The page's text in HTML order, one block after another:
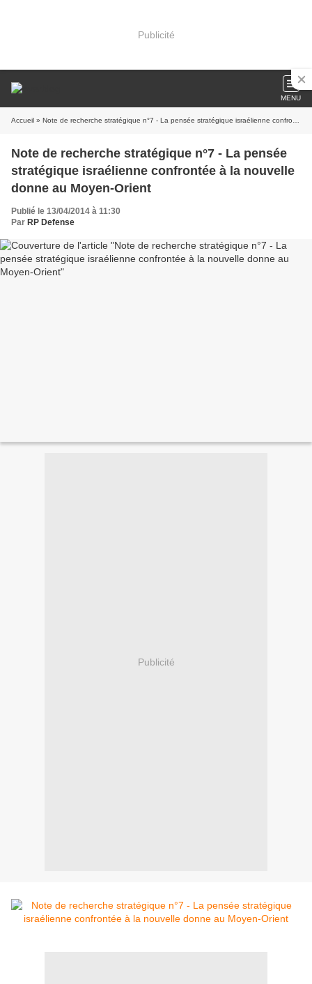
Publicité
MENU
Accueil » Note de recherche stratégique n°7 - La pensée stratégique israélienne confrontée à la nouvelle donne au Moyen-Orient
Note de recherche stratégique n°7 - La pensée
stratégique israélienne confrontée à la nouvelle
donne au Moyen-Orient
Publié le 13/04/2014 à 11:30
Par RP Defense
Publicité